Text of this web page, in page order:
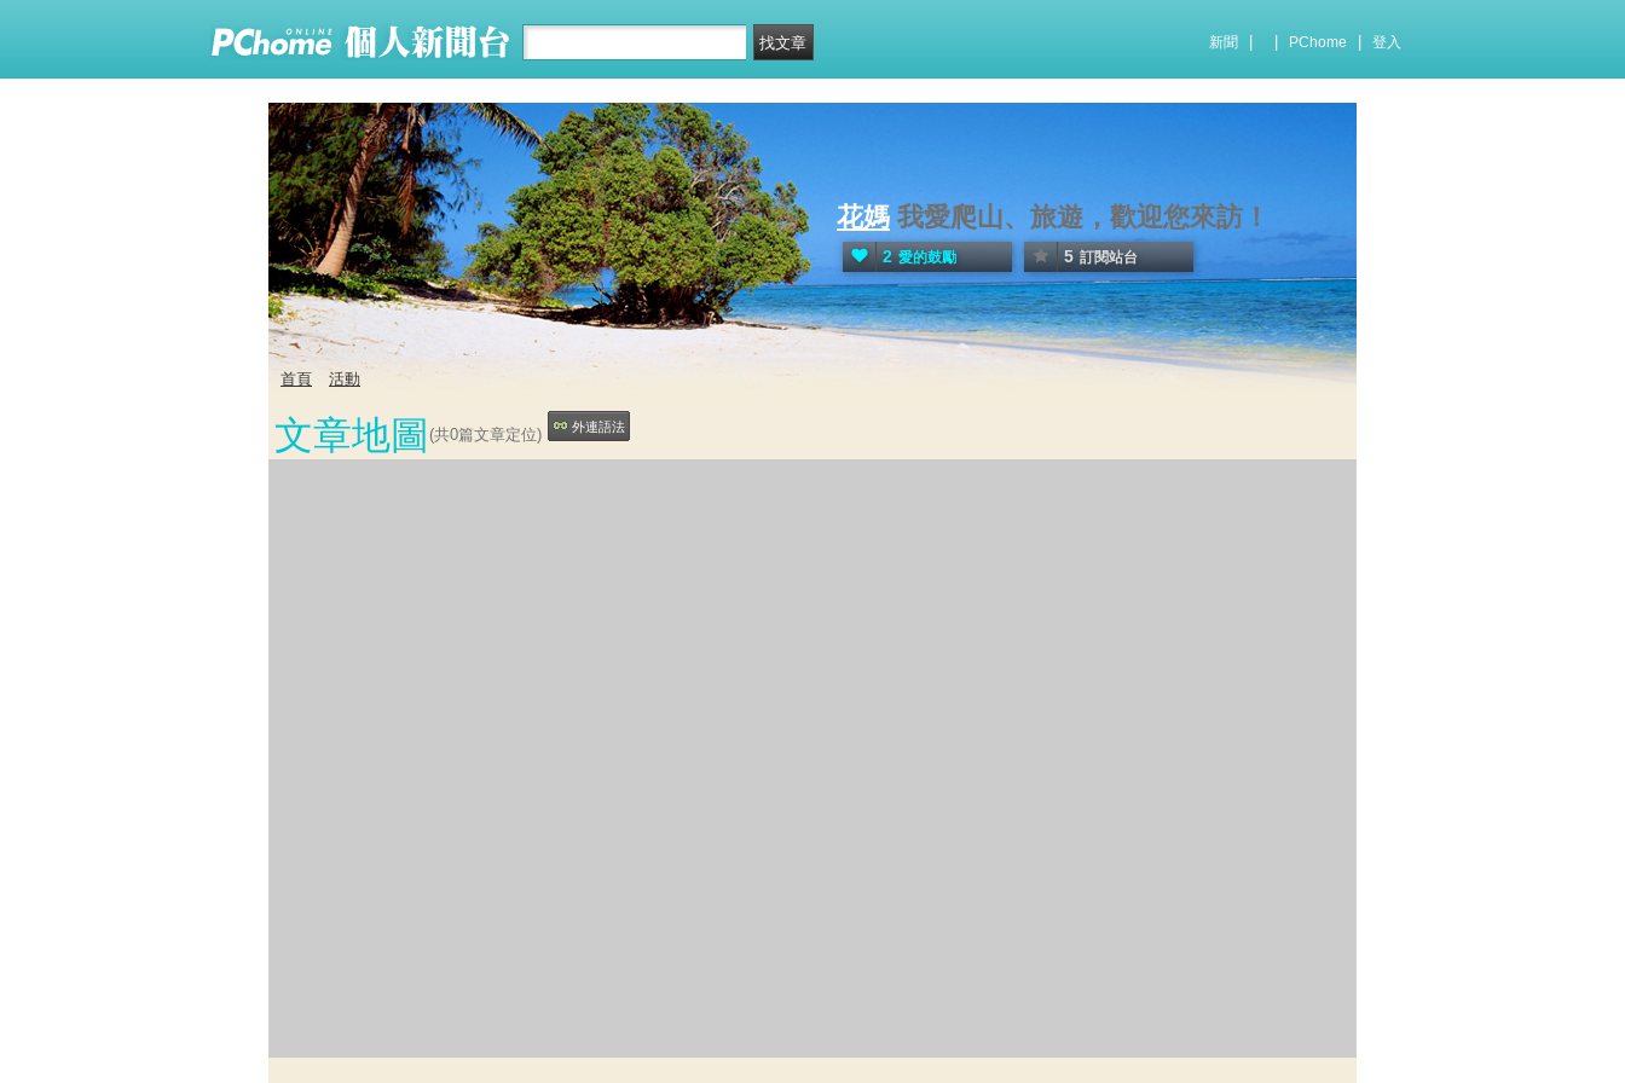
新聞 PChome 登入
花媽 我愛爬山、旅遊，歡迎您來訪！
2 愛的鼓勵 5 訂閱站台
首頁 活動
文章地圖 (共0篇文章定位) 外連語法